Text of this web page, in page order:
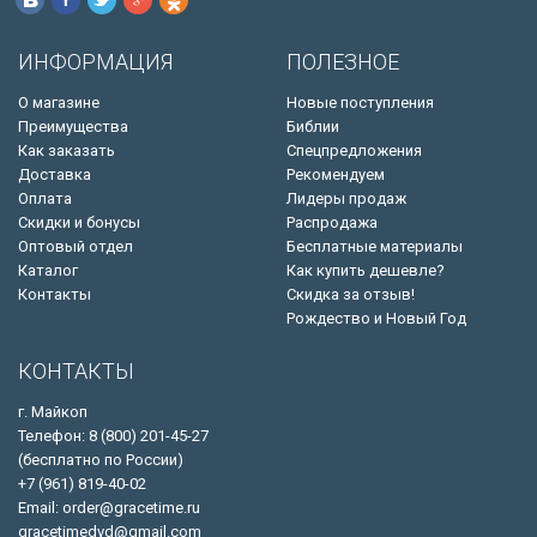
ИНФОРМАЦИЯ
О магазине
Преимущества
Как заказать
Доставка
Оплата
Скидки и бонусы
Оптовый отдел
Каталог
Контакты
ПОЛЕЗНОЕ
Новые поступления
Библии
Спецпредложения
Рекомендуем
Лидеры продаж
Распродажа
Бесплатные материалы
Как купить дешевле?
Скидка за отзыв!
Рождество и Новый Год
КОНТАКТЫ
г. Майкоп
Телефон: 8 (800) 201-45-27
(бесплатно по России)
+7 (961) 819-40-02
Email: order@gracetime.ru
gracetimedvd@gmail.com